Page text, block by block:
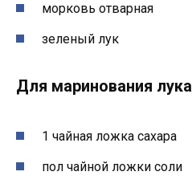
морковь отварная
зеленый лук
Для маринования лука
1 чайная ложка сахара
пол чайной ложки соли